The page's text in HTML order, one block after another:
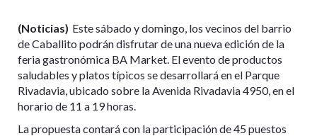
(Noticias) Este sábado y domingo, los vecinos del barrio
de Caballito podrán disfrutar de una nueva edición de la
feria gastronómica BA Market. El evento de productos
saludables y platos típicos se desarrollará en el Parque
Rivadavia, ubicado sobre la Avenida Rivadavia 4950, en el
horario de 11 a 19 horas.
La propuesta contará con la participación de 45 puestos